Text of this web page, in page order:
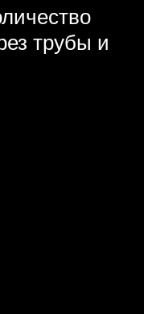
трубы и